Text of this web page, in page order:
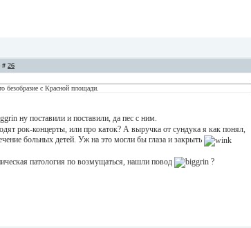
# 26
безобразие с Красной площади.
ну поставили и поставили, да пес с ним.
рок-концерты, или про каток? А выручка от сундука я как понял,
больных детей. Уж на это могли бы глаза и закрыть
патология по возмущаться, нашли повод ?